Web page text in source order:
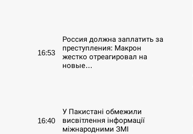
16:53
Россия должна заплатить за
преступления: Макрон
жестко отреагировал на
новые…
16:40
У Пакистані обмежили
висвітлення інформації
міжнародними ЗМІ